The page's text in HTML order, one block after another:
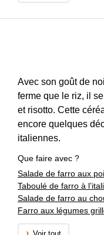
Avec son goût de
ferme que le riz, il
et risotto. Cette
encore quelques
italiennes.
Que faire avec ?
Salade de farro aux
Taboulé de farro à
Salade de farro au
Farro aux légumes